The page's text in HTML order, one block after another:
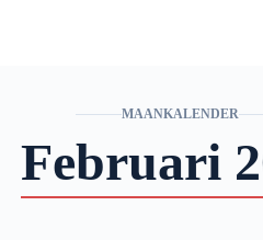
MAANKALENDER
Februari